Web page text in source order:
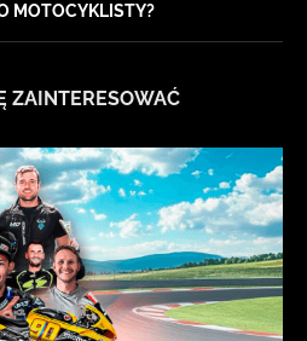
MOTOCYKLISTY?
ZAINTERESOWAĆ